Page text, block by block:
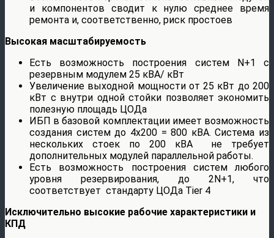
и компонентов сводит к нулю среднее время
ремонта и, соответственно, риск простоев
Высокая масштабируемость
Есть возможность построения систем N+1 с
резервным модулем 25 кВА/ кВт
Увеличение выходной мощности от 25 кВт до 200
кВт с внутри одной стойки позволяет экономить
полезную площадь ЦОДа
ИБП в базовой комплектации имеет возможность
создания систем до 4х200 = 800 кВА. Система из
нескольких стоек по 200 кВА не требует
дополнительных модулей параллельной работы.
Есть возможность построения систем любого
уровня резервирования, до 2N+1, что
соответствует стандарту ЦОДа Tier 4
Исключительно высокие рабочие характеристики и
КПД